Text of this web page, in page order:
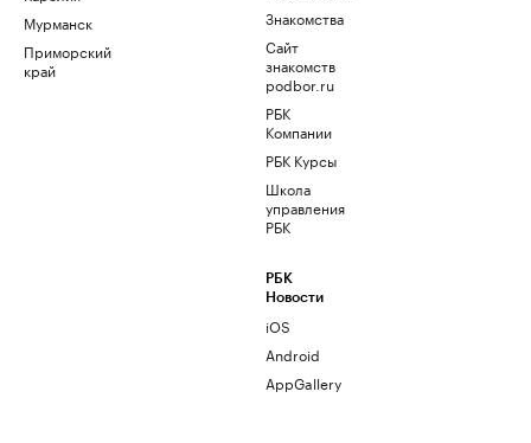
Мурманск
Приморский
край
Знакомства
Сайт
знакомств
podbor.ru
РБК
Компании
РБК Курсы
Школа
управления
РБК
РБК
Новости
iOS
Android
AppGallery